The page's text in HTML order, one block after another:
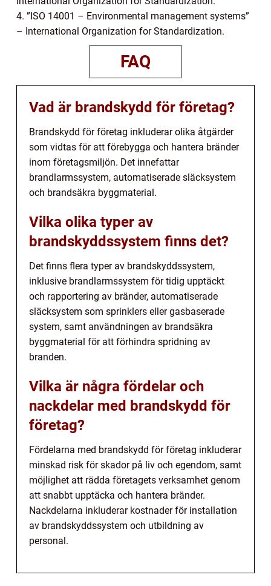
4. ”ISO 14001 – Environmental management systems”
– International Organization for Standardization.
FAQ
Vad är brandskydd för företag?
Brandskydd för företag inkluderar olika åtgärder
som vidtas för att förebygga och hantera bränder
inom företagsmiljön. Det innefattar
brandlarmssystem, automatiserade släcksystem
och brandsäkra byggmaterial.
Vilka olika typer av
brandskyddssystem finns det?
Det finns flera typer av brandskyddssystem,
inklusive brandlarmssystem för tidig upptäckt
och rapportering av bränder, automatiserade
släcksystem som sprinklers eller gasbaserade
system, samt användningen av brandsäkra
byggmaterial för att förhindra spridning av
branden.
Vilka är några fördelar och
nackdelar med brandskydd för
företag?
Fördelarna med brandskydd för företag inkluderar
minskad risk för skador på liv och egendom, samt
möjlighet att rädda företagets verksamhet genom
att snabbt upptäcka och hantera bränder.
Nackdelarna inkluderar kostnader för installation
av brandskyddssystem och utbildning av
personal.